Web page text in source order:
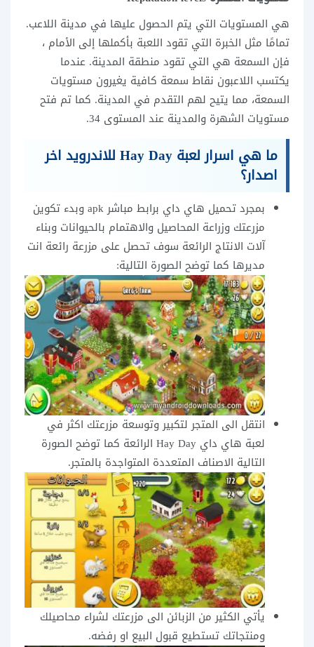
هي المستويات التي يتم الحصول عليها في مدينة اللاعب.
تمامًا مثل الخبرة التي تقود اللعبة بأكملها إلى الأمام ،
فإن السمعة هي التي تقود منطقة المدينة. عندما
يكتسب اللاعبون نقاط سمعة كافية يغيرون مستويات
السمعة، مما يتيح لهم التقدم في المدينة. كما تم فتح
مستويات الشهرة والمدينة عند المستوى 34.
ما هي اسرار لعبة Hay Day للاندرويد اخر
اصدار؟
بمجرد تحميل هاي داي برابط مباشر apk وبدء تكوين
مزرعتك وزراعة المحاصيل والاهتمام بالحيوانات وبناء
آلات الانتاج الرائعة سوف تحصل على مزرعة رائعة انت
مديرها كما توضح الصورة التالية:
انتقل الى المتجر لتكبير وتوسعة مزرعتك اكثر في
لعبة هاي داي Hay Day الرائعة كما توضح الصورة
التالية الاصناف المتعددة المتواجدة بالمتجر.
يأتي الكثير من الزبائن الى مزرعتك لشراء محاصيلك
ومنتجاتك تستطيع قبول البيع او رفضه.